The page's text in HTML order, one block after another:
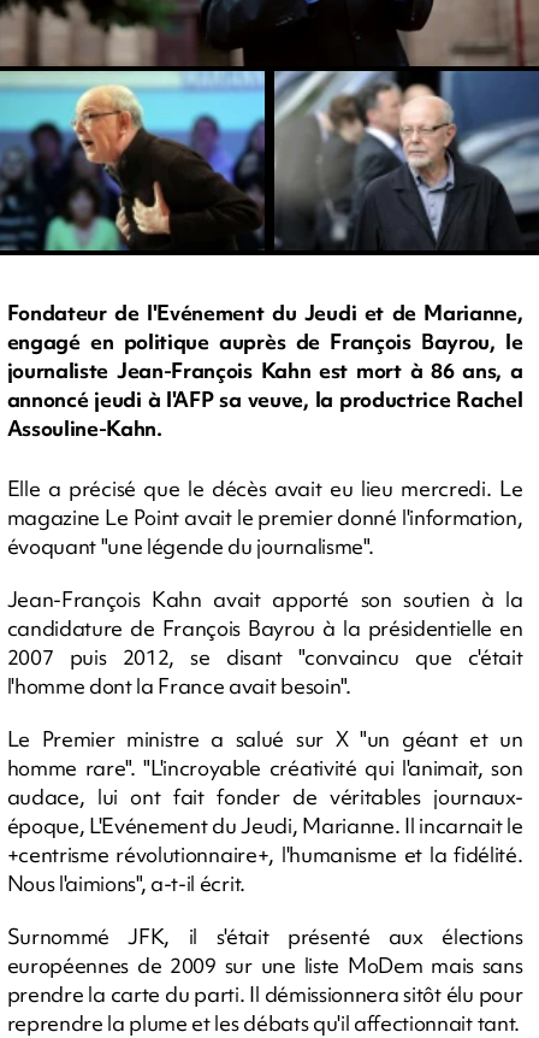
Fondateur de l'Evénement du Jeudi et de Marianne,
engagé en politique auprès de François Bayrou, le
journaliste Jean-François Kahn est mort à 86 ans, a
annoncé jeudi à l'AFP sa veuve, la productrice Rachel
Assouline-Kahn.
Elle a précisé que le décès avait eu lieu mercredi. Le
magazine Le Point avait le premier donné l'information,
évoquant "une légende du journalisme".
Jean-François Kahn avait apporté son soutien à la
candidature de François Bayrou à la présidentielle en
2007 puis 2012, se disant "convaincu que c'était
l'homme dont la France avait besoin".
Le Premier ministre a salué sur X "un géant et un
homme rare". "L'incroyable créativité qui l'animait, son
audace, lui ont fait fonder de véritables journaux-
époque, L'Evénement du Jeudi, Marianne. Il incarnait le
+centrisme révolutionnaire+, l'humanisme et la fidélité.
Nous l'aimions", a-t-il écrit.
Surnommé JFK, il s'était présenté aux élections
européennes de 2009 sur une liste MoDem mais sans
prendre la carte du parti. Il démissionnera sitôt élu pour
reprendre la plume et les débats qu'il affectionnait tant.